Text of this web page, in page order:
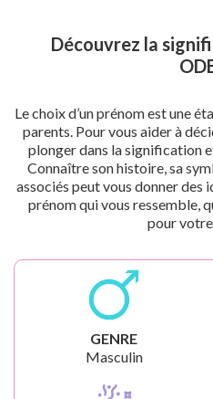
Découvrez la
Le choix d’un prénom est une
parents. Pour vous aider à
plonger dans la signification
Connaître son histoire, sa
associés peut vous donner des
prénom qui vous ressemble,
pour
GENRE
Masculin